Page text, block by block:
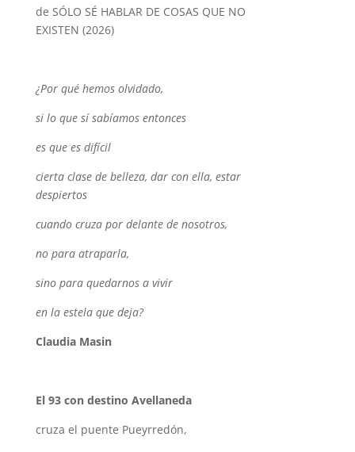
de SÓLO SÉ HABLAR DE COSAS QUE NO
EXISTEN (2026)
¿Por qué hemos olvidado,
si lo que sí sabíamos entonces
es que es difícil
cierta clase de belleza, dar con ella, estar
despiertos
cuando cruza por delante de nosotros,
no para atraparla,
sino para quedarnos a vivir
en la estela que deja?
Claudia Masin
El 93 con destino Avellaneda
cruza el puente Pueyrredón,